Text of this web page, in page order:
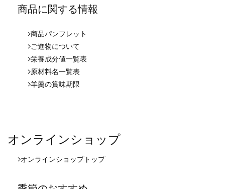
商品に関する情報
商品パンフレット
ご進物について
栄養成分値一覧表
原材料名一覧表
羊羹の賞味期限
オンラインショップ
オンラインショップトップ